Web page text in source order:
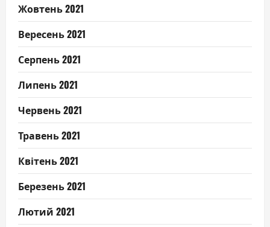
Жовтень 2021
Вересень 2021
Серпень 2021
Липень 2021
Червень 2021
Травень 2021
Квітень 2021
Березень 2021
Лютий 2021